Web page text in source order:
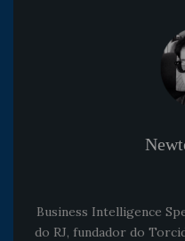
Business Intelligence
do RJ, fundador do